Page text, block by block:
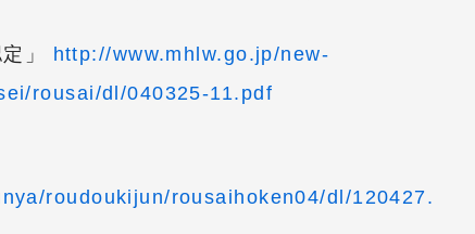
」
http://www.mhlw.go.jp/new-
rousai/dl/040325-11.pdf
roudoukijun/rousaihoken04/dl/120427.